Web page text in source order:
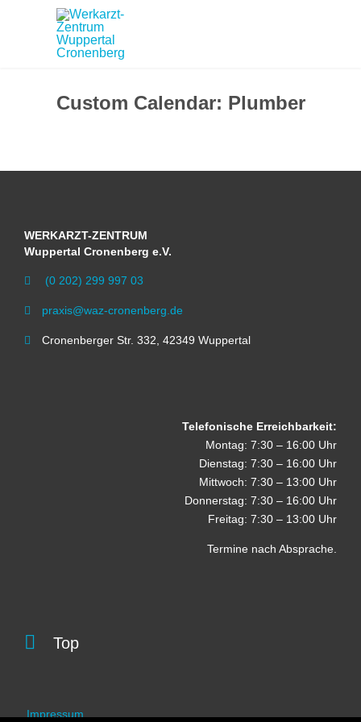
Custom Calendar: Plumber
WERKARZT-ZENTRUM
Wuppertal Cronenberg e.V.
 (0 202) 299 997 03
 praxis@waz-cronenberg.de
 Cronenberger Str. 332, 42349 Wuppertal
Telefonische Erreichbarkeit:
Montag: 7:30 – 16:00 Uhr
Dienstag: 7:30 – 16:00 Uhr
Mittwoch: 7:30 – 13:00 Uhr
Donnerstag: 7:30 – 16:00 Uhr
Freitag: 7:30 – 13:00 Uhr
Termine nach Absprache.
 Top
Impressum